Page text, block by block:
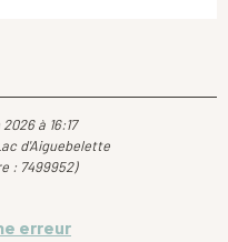
à 16:17
d'Aiguebelette
: 7499952)
erreur